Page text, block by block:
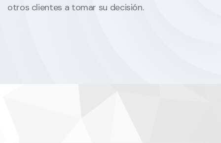
otros clientes a tomar su decisión.